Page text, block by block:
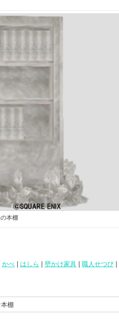
本棚
かべ | はしら | 壁かけ家具 | 職人せつび |
棚